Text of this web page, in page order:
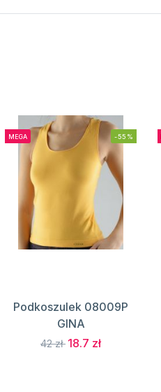
MEGA -55%
Podkoszulek 08009P
GINA
42 zł 18.7 zł